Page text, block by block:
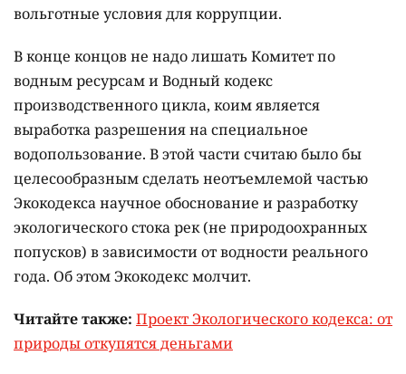
вольготные условия для коррупции.
В конце концов не надо лишать Комитет по
водным ресурсам и Водный кодекс
производственного цикла, коим является
выработка разрешения на специальное
водопользование. В этой части считаю было бы
целесообразным сделать неотъемлемой частью
Экокодекса научное обоснование и разработку
экологического стока рек (не природоохранных
попусков) в зависимости от водности реального
года. Об этом Экокодекс молчит.
Читайте также: Проект Экологического кодекса: от
природы откупятся деньгами